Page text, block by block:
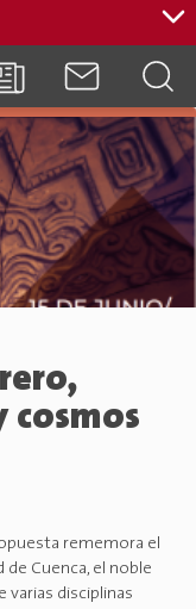
cosmos
rememora el
Cuenca, el noble
varias disciplinas